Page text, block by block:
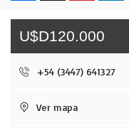
U$D120.000
+54 (3447) 641327
Ver mapa